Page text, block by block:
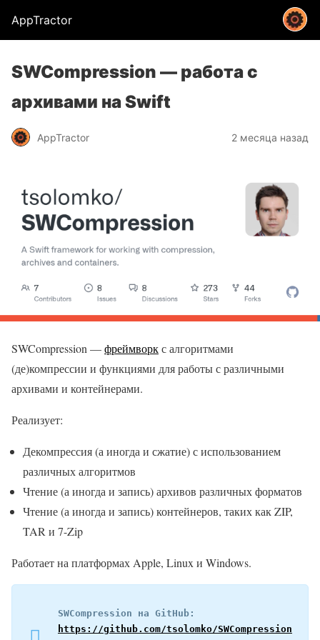
AppTractor
SWCompression — работа с
архивами на Swift
AppTractor 2 месяца назад
SWCompression —фреймворкс алгоритмами
(де)компрессии и функциями для работы с различными
архивами и контейнерами.
Реализует:
Декомпрессия (а иногда и сжатие) с использованием
различных алгоритмов
Чтение (а иногда и запись) архивов различных форматов
Чтение (а иногда и запись) контейнеров, таких как ZIP,
TAR и 7-Zip
Работает на платформах Apple, Linux и Windows.
https://github.com/tsolomko/SWCompression